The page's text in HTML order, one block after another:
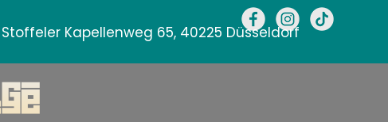
Stoffeler Kapellenweg 65, 40225 Düsseldorf